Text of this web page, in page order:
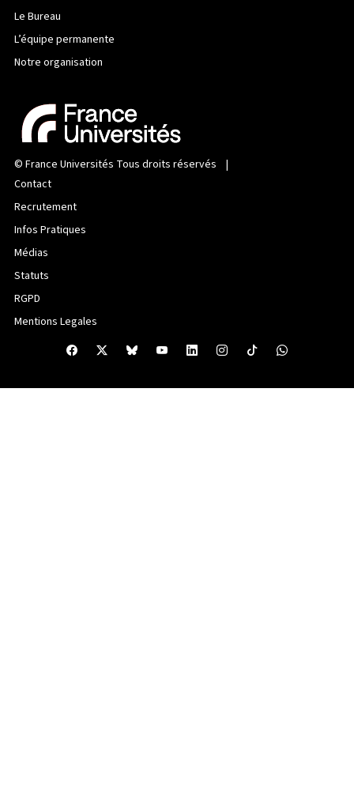
Le Bureau
L’équipe permanente
Notre organisation
© France Universités Tous droits réservés |
Contact
Recrutement
Infos Pratiques
Médias
Statuts
RGPD
Mentions Legales